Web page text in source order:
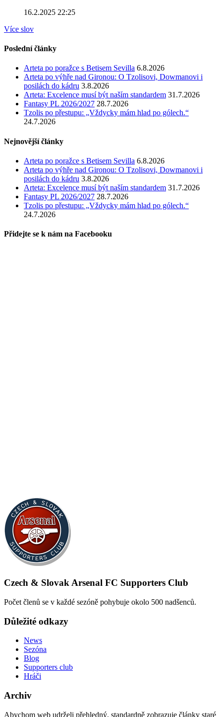
16.2.2025 22:25
Více slov
Poslední články
Arteta po poražce s Betisem Sevilla 6.8.2026
Arteta po výhře nad Gironou: O Tzolisovi, Dowmanovi i
posilách do kádru 3.8.2026
Arteta: Excelence musí být naším standardem 31.7.2026
Fantasy PL 2026/2027 28.7.2026
Tzolis po přestupu: „Vždycky mám hlad po gólech.“
24.7.2026
Nejnovější články
Arteta po poražce s Betisem Sevilla 6.8.2026
Arteta po výhře nad Gironou: O Tzolisovi, Dowmanovi i
posilách do kádru 3.8.2026
Arteta: Excelence musí být naším standardem 31.7.2026
Fantasy PL 2026/2027 28.7.2026
Tzolis po přestupu: „Vždycky mám hlad po gólech.“
24.7.2026
Přidejte se k nám na Facebooku
Czech & Slovak Arsenal FC Supporters Club
Počet členů se v každé sezóně pohybuje okolo 500 nadšenců.
Důležité odkazy
News
Sezóna
Blog
Supporters club
Hráči
Archiv
Abychom web udrželi přehledný, standardně zobrazuje články staré